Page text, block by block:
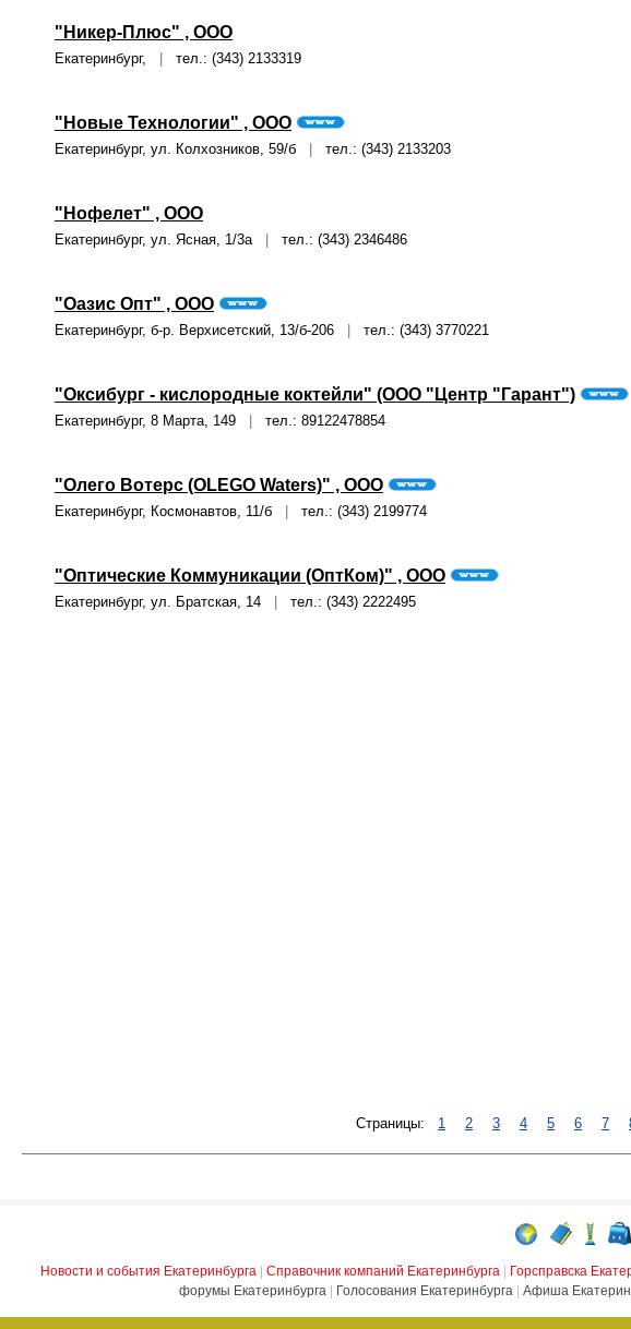
"Никер-Плюс" , ООО
Екатеринбург, тел.: (343) 2133319
"Новые Технологии" , ООО
Екатеринбург, ул. Колхозников, 59/б тел.: (343) 2133203
"Нофелет" , ООО
Екатеринбург, ул. Ясная, 1/3а тел.: (343) 2346486
"Оазис Опт" , ООО
Екатеринбург, б-р. Верхисетский, 13/б-206 тел.: (343) 3770221
"Оксибург - кислородные коктейли" (ООО "Центр "Гарант")
Екатеринбург, 8 Марта, 149 тел.: 89122478854
"Олего Вотерс (OLEGO Waters)" , ООО
Екатеринбург, Космонавтов, 11/б тел.: (343) 2199774
"Оптические Коммуникации (ОптКом)" , ООО
Екатеринбург, ул. Братская, 14 тел.: (343) 2222495
Страницы: 1 2 3 4 5 6 7
Новости и события Екатеринбурга Справочник компаний Екатеринбурга Горсправска
форумы Екатеринбурга
Голосования Екатеринбурга Афиша